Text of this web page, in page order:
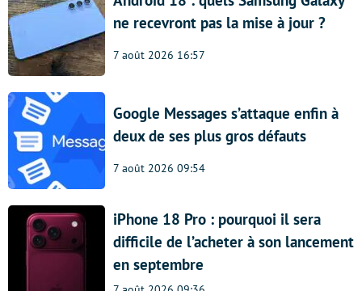
ne recevront pas la mise à jour ?
7 août 2026 16:57
Google Messages s’attaque enfin à
deux de ses plus gros défauts
7 août 2026 09:54
iPhone 18 Pro : pourquoi il sera
difficile de l’acheter à son lancement
en septembre